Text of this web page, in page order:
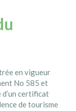
en vigueur
No 585 et
d’un certificat
de tourisme